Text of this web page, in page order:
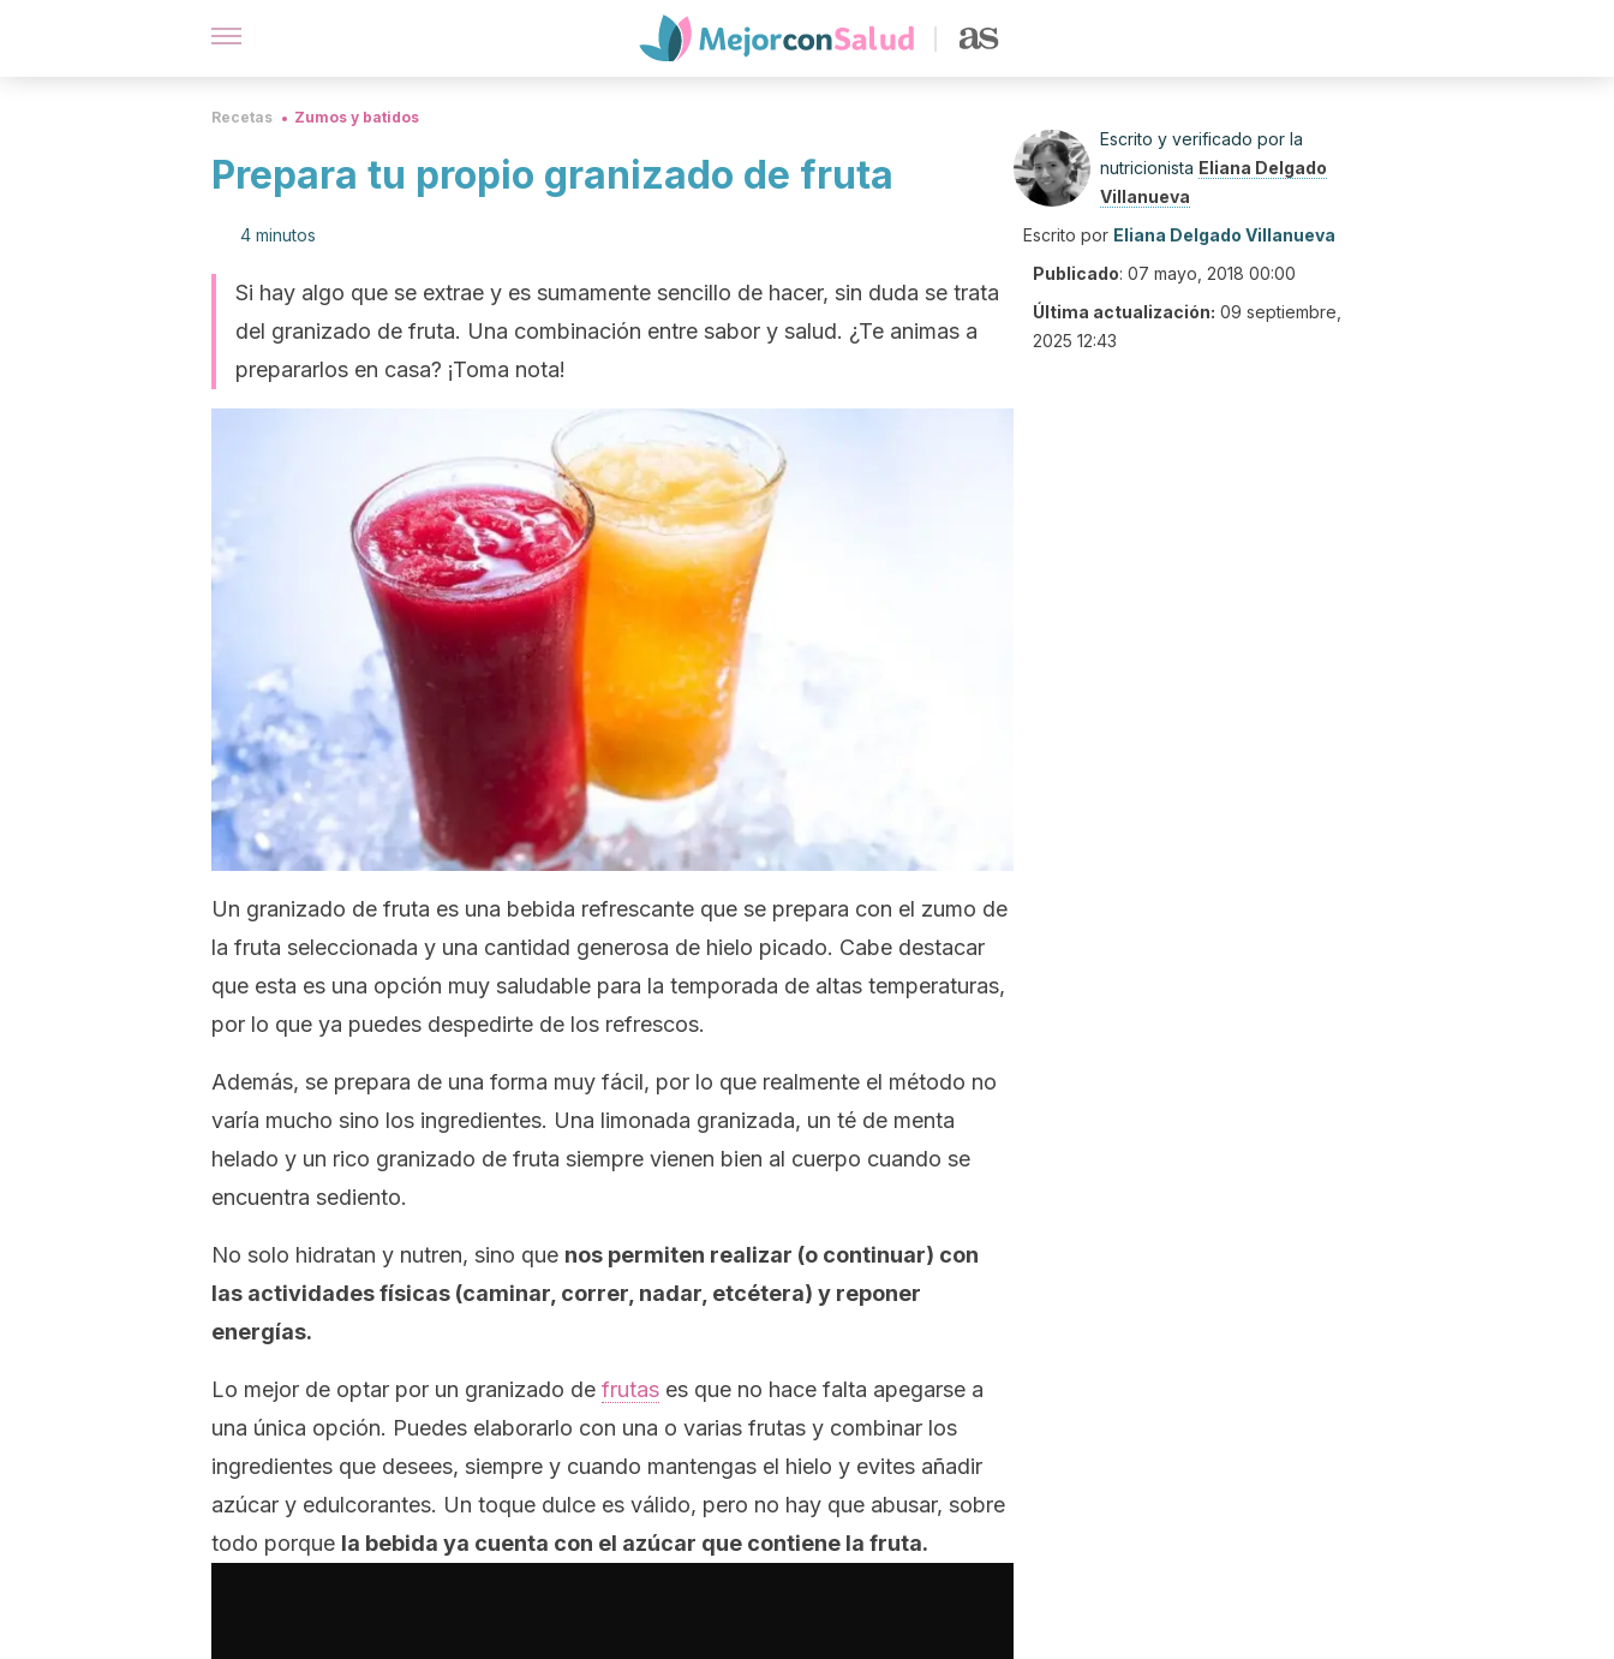
Recetas Zumos y batidos
Prepara tu propio granizado de fruta
4 minutos
Si hay algo que se extrae y es sumamente sencillo de hacer, sin duda se trata
del granizado de fruta. Una combinación entre sabor y salud. ¿Te animas a
prepararlos en casa? ¡Toma nota!
Un granizado de fruta es una bebida refrescante que se prepara con el zumo de
la fruta seleccionada y una cantidad generosa de hielo picado. Cabe destacar
que esta es una opción muy saludable para la temporada de altas temperaturas,
por lo que ya puedes despedirte de los refrescos.
Además, se prepara de una forma muy fácil, por lo que realmente el método no
varía mucho sino los ingredientes. Una limonada granizada, un té de menta
helado y un rico granizado de fruta siempre vienen bien al cuerpo cuando se
encuentra sediento.
No solo hidratan y nutren, sino que nos permiten realizar (o continuar) con
las actividades físicas (caminar, correr, nadar, etcétera) y reponer
energías.
Lo mejor de optar por un granizado de frutas es que no hace falta apegarse a
una única opción. Puedes elaborarlo con una o varias frutas y combinar los
ingredientes que desees, siempre y cuando mantengas el hielo y evites añadir
azúcar y edulcorantes. Un toque dulce es válido, pero no hay que abusar, sobre
todo porque la bebida ya cuenta con el azúcar que contiene la fruta.
Escrito y verificado por la
nutricionista Eliana Delgado
Villanueva
Escrito por Eliana Delgado Villanueva
Publicado: 07 mayo, 2018 00:00
Última actualización: 09 septiembre,
2025 12:43